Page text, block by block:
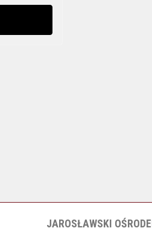
JAROSŁAWSKI